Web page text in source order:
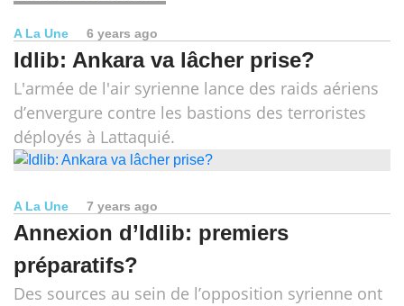
A La Une 6 years ago
Idlib: Ankara va lâcher prise?
L'armée de l'air syrienne lance des raids aériens
d’envergure contre les bastions des terroristes
déployés à Lattaquié.
A La Une 7 years ago
Annexion d’Idlib: premiers
préparatifs?
Des sources au sein de l’opposition syrienne ont